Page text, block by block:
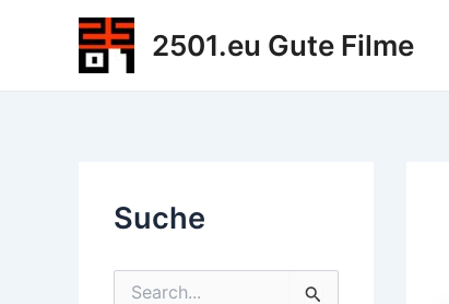
2501.eu Gute Filme
Suche